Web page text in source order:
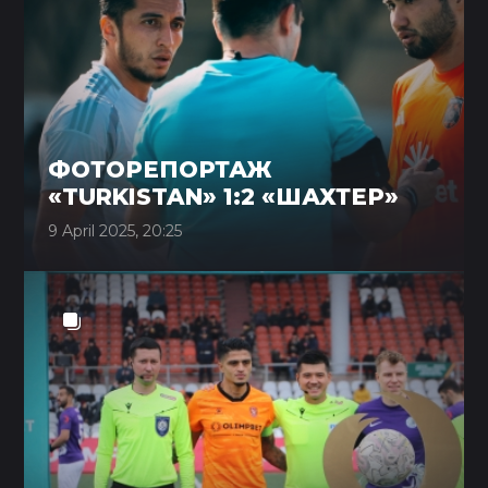
ФОТОРЕПОРТАЖ
«TURKISTAN» 1:2 «ШАХТЕР»
9 April 2025, 20:25